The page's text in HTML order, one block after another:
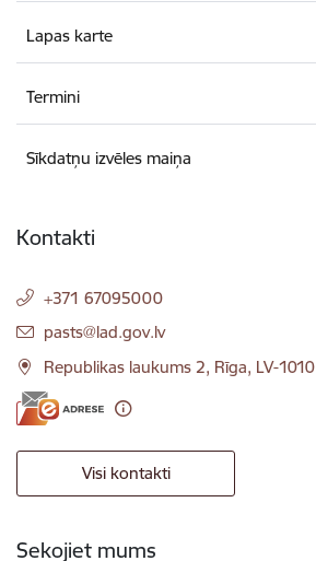
Lapas karte
Termini
Sīkdatņu izvēles maiņa
Kontakti
+371 67095000
E-pasts:
pasts@lad.gov.lv
Republikas laukums 2, Rīga, LV-1010
Visi kontakti
Sekojiet mums